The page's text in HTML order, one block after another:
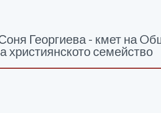
Георгиева - кмет на
християнското семейство